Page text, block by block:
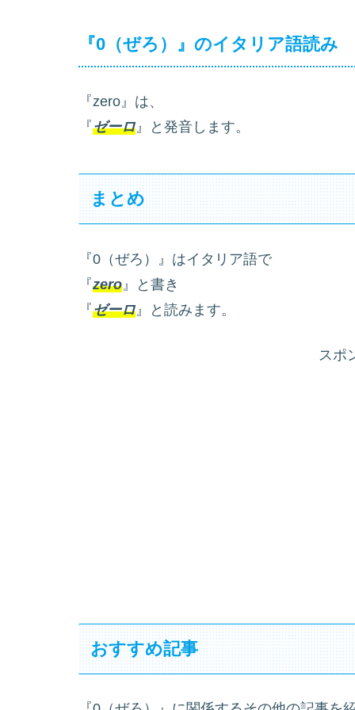
『0（ぜろ）』のイタリア語読み
『zero』は、
『ゼーロ』と発音します。
まとめ
『0（ぜろ）』はイタリア語で
『zero 』と書き
『ゼーロ』と読みます。
スポ
おすすめ記事